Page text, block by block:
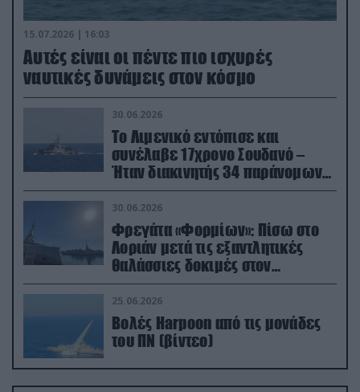
15.07.2026 | 16:03
Aυτές είναι οι πέντε πιο ισχυρές
ναυτικές δυνάμεις στον κόσμο
30.06.2026
Το Λιμενικό εντόπισε και
συνέλαβε 17χρονο Σουδανό –
Ήταν διακινητής 34 παράνομων
μεταναστών
30.06.2026
Φρεγάτα «Φορμίων»: Πίσω στο
Λοριάν μετά τις εξαντλητικές
θαλάσσιες δοκιμές στον
απαιτητικό Βισκαϊκό
25.06.2026
Βολές Harpoon από τις μονάδες
του ΠΝ (βίντεο)